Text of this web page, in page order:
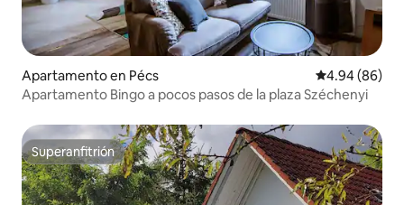
Apartamento en Pécs Calificación
4.94 (86)
Apartamento Bingo a pocos pasos de la plaza Széchenyi
Superanfitrión
Superanfitrión